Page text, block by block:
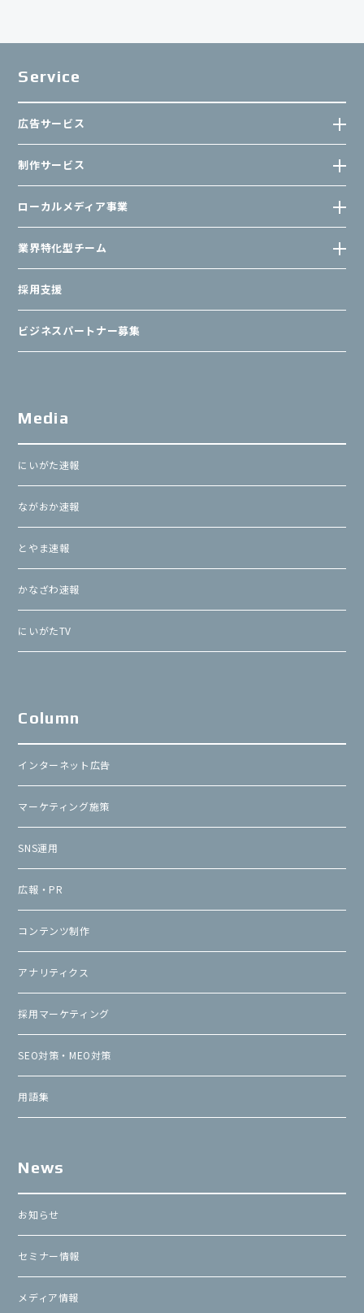
Service
広告サービス
制作サービス
ローカルメディア事業
業界特化型チーム
採用支援
ビジネスパートナー募集
Media
にいがた速報
ながおか速報
とやま速報
かなざわ速報
にいがたTV
Column
インターネット広告
マーケティング施策
SNS運用
広報・PR
コンテンツ制作
アナリティクス
採用マーケティング
SEO対策・MEO対策
用語集
News
お知らせ
セミナー情報
メディア情報